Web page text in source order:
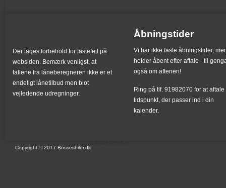
Der tages forbehold for tastefejl på
websiden. Bemærk venligst, at
tallene fra låneberegneren ikke er et
endeligt lånetilbud men blot
vejledende udregninger.
Åbningstider
Vi har ikke faste åbningstider,
holder åbent efter aftale - til
også om aftenen!
Ring på tlf. 91982070 for at aftale
tidspunkt, der passer ind i din
kalender.
Copyright © 2017 Bossesbiler.dk